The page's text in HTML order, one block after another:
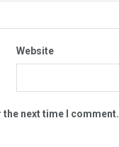
Website
next time I comment.